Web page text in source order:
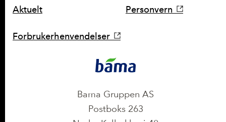
Bama Gruppen AS
Postboks 263
Aktuelt Personvern
Forbrukerhenvendelser